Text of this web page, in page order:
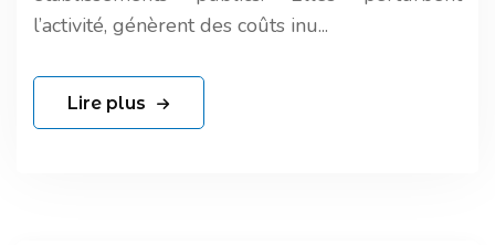
l’activité, génèrent des coûts inu...
Lire plus